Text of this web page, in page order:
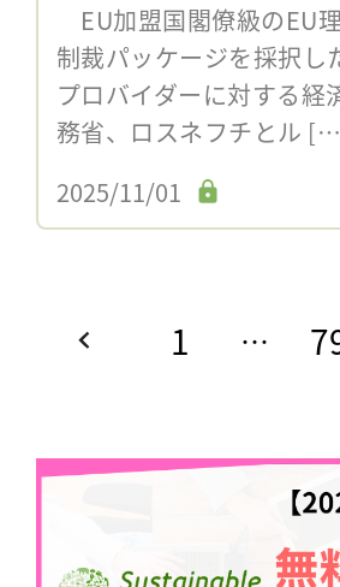
EU加盟国閣僚級のEU
制裁パッケージを採択
プロバイダーに対する
務省、ロスネフチとル
2025/11/01
1 …